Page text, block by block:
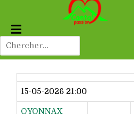
Dernier résultat
15-05-2026 21:00
OYONNAX